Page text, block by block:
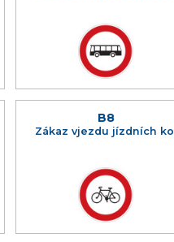
B8
Zákaz vjezdu jízdních kol